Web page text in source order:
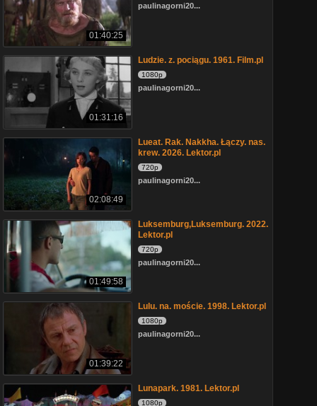
01:40:25
paulinagorni20...
01:31:16
Ludzie. z. pociągu. 1961. Film.pl
1080p
paulinagorni20...
02:08:49
Lueat. Rak. Nakkha. Łączy. nas.
krew. 2026. Lektor.pl
720p
paulinagorni20...
01:49:58
Luksemburg,Luksemburg. 2022.
Lektor.pl
720p
paulinagorni20...
01:39:22
Lulu. na. moście. 1998. Lektor.pl
1080p
paulinagorni20...
Lunapark. 1981. Lektor.pl
1080p